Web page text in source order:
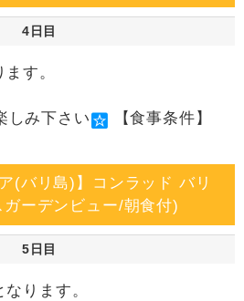
4日目
す。
しみ下さい
【食事条件】
(バリ島)】コンラッド バリ
ーデンビュー/朝食付)
5日目
ります。